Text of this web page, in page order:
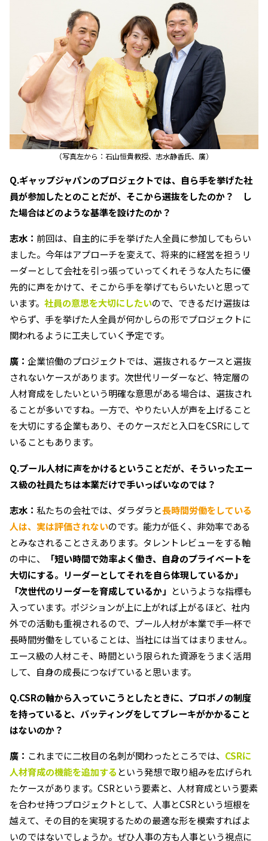
（写真左から：石山恒貴教授、志水静香氏、廣）
Q.ギャップジャパンのプロジェクトでは、自ら手を挙げた社
員が参加したとのことだが、そこから選抜をしたのか？ し
た場合はどのような基準を設けたのか？
志水： 前回は、自主的に手を挙げた人全員に参加してもらい
ました。今年はアプローチを変えて、将来的に経営を担うリ
ーダーとして会社を引っ張っていってくれそうな人たちに優
先的に声をかけて、そこから手を挙げてもらいたいと思って
います。社員の意思を大切にしたいので、できるだけ選抜は
やらず、手を挙げた人全員が何かしらの形でプロジェクトに
関われるように工夫していく予定です。
廣：企業協働のプロジェクトでは、選抜されるケースと選抜
されないケースがあります。次世代リーダーなど、特定層の
人材育成をしたいという明確な意思がある場合は、選抜され
ることが多いですね。一方で、やりたい人が声を上げること
を大切にする企業もあり、そのケースだと入口をCSRにして
いることもあります。
Q.プール人材に声をかけるということだが、そういったエー
ス級の社員たちは本業だけで手いっぱいなのでは？
志水：私たちの会社では、ダラダラと長時間労働をしている
人は、実は評価されないのです。能力が低く、非効率である
とみなされることさえあります。タレントレビューをする軸
の中に、
「短い時間で効率よく働き、自身のプライベートを
大切にする。リーダーとしてそれを自ら体現しているか」
「次世代のリーダーを育成しているか」 というような指標も
入っています。ポジションが上に上がれば上がるほど、社内
外での活動も重視されるので、プール人材が本業で手一杯で
長時間労働をしていることは、当社には当てはまりません。
エース級の人材こそ、時間という限られた資源をうまく活用
して、自身の成長につなげていると思います。
Q.CSRの軸から入っていこうとしたときに、プロボノの制度
を持っていると、バッティングをしてブレーキがかかること
はないのか？
廣： これまでに二枚目の名刺が関わったところでは、 CSRに
人材育成の機能を追加する という発想で取り組みを広げられ
たケースがあります。CSRという要素と、人材育成という要素
を合わせ持つプロジェクトとして、人事とCSRという垣根を
越えて、その目的を実現するための最適な形を模索すればよ
いのではないでしょうか。ぜひ人事の方も人事という視点に